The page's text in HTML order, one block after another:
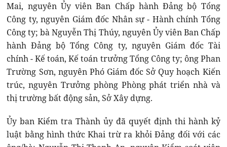
Mai, nguyên Ủy viên Ban Chấp hành Đảng bộ Tổng
Công ty, nguyên Giám đốc Nhân sự - Hành chính Tổng
Công ty; bà Nguyễn Thị Thúy, nguyên Ủy viên Ban Chấp
hành Đảng bộ Tổng Công ty, nguyên Giám đốc Tài
chính - Kế toán, Kế toán trưởng Tổng Công ty; ông Phan
Trường Sơn, nguyên Phó Giám đốc Sở Quy hoạch Kiến
trúc, nguyên Trưởng phòng Phòng phát triển nhà và
thị trường bất động sản, Sở Xây dựng.
Ủy ban Kiểm tra Thành ủy đã quyết định thi hành kỷ
luật bằng hình thức Khai trừ ra khỏi Đảng đối với các